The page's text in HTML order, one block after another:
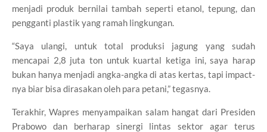
menjadi produk bernilai tambah seperti etanol, tepung, dan
pengganti plastik yang ramah lingkungan.
“Saya ulangi, untuk total produksi jagung yang sudah
mencapai 2,8 juta ton untuk kuartal ketiga ini, saya harap
bukan hanya menjadi angka-angka di atas kertas, tapi impact-
nya biar bisa dirasakan oleh para petani,” tegasnya.
Terakhir, Wapres menyampaikan salam hangat dari Presiden
Prabowo dan berharap sinergi lintas sektor agar terus